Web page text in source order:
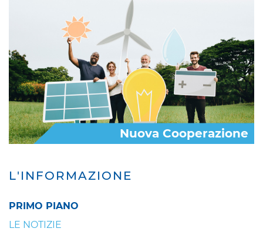
L'INFORMAZIONE
PRIMO PIANO
LE NOTIZIE
Nuova Cooperazione